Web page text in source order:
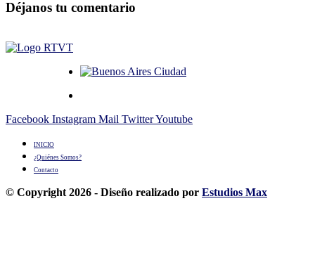
Déjanos tu comentario
Facebook Instagram Mail TwitterYoutube
INICIO
¿Quiénes Somos?
Contacto
© Copyright 2026 - Diseño realizado por Estudios Max